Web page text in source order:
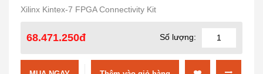
Xilinx Kintex-7 FPGA Connectivity Kit
68.471.250đ Số lượng: